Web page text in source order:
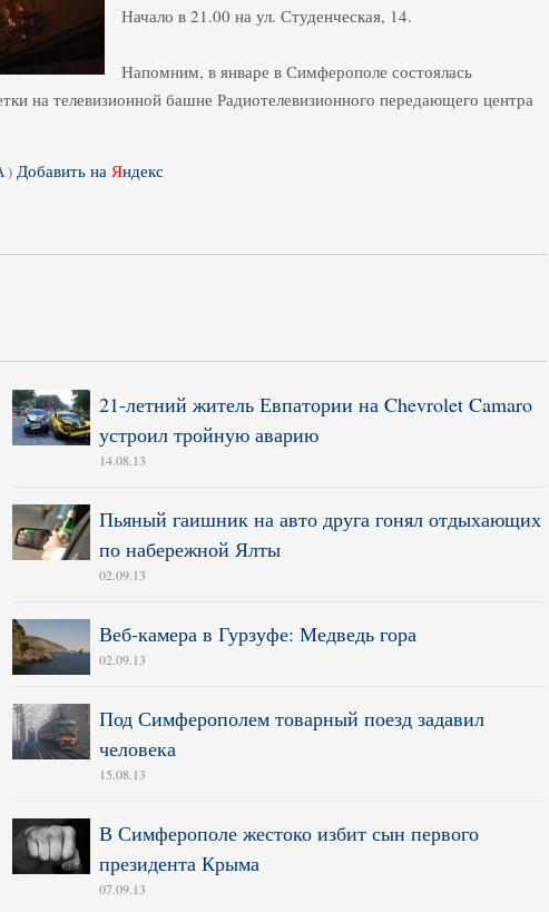
Начало в 21.00 на ул. Студенческая, 14.
Напомним, в январе в Симферополе состоялась
на телевизионной башне Радиотелевизионного передающего центра
) Добавить на Яндекс
21-летний житель Евпатории на Chevrolet Camaro
устроил тройную аварию
14.08.13
Пьяный гаишник на авто друга гонял отдыхающих
по набережной Ялты
02.09.13
Веб-камера в Гурзуфе: Медведь гора
02.09.13
Под Симферополем товарный поезд задавил
человека
15.08.13
В Симферополе жестоко избит сын первого
президента Крыма
07.09.13